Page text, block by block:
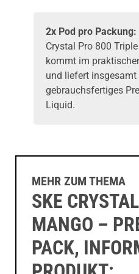
2x Pod pro Packung:
Crystal Pro 800
kommt im
und liefert insgesamt
gebrauchsfertiges
Liquid.
MEHR ZUM THEMA
SKE
MANGO –
PACK,